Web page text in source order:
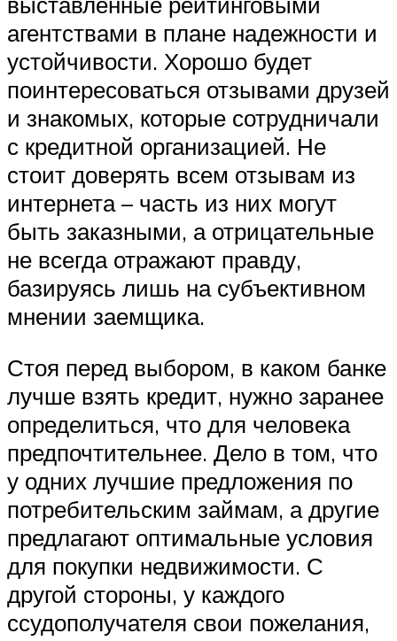
агентствами в плане надежности и
устойчивости. Хорошо будет
поинтересоваться отзывами друзей
и знакомых, которые сотрудничали
с кредитной организацией. Не
стоит доверять всем отзывам из
интернета – часть из них могут
быть заказными, а отрицательные
не всегда отражают правду,
базируясь лишь на субъективном
мнении заемщика.
Стоя перед выбором, в каком банке
лучше взять кредит, нужно заранее
определиться, что для человека
предпочтительнее. Дело в том, что
у одних лучшие предложения по
потребительским займам, а другие
предлагают оптимальные условия
для покупки недвижимости. С
другой стороны, у каждого
ссудополучателя свои пожелания,